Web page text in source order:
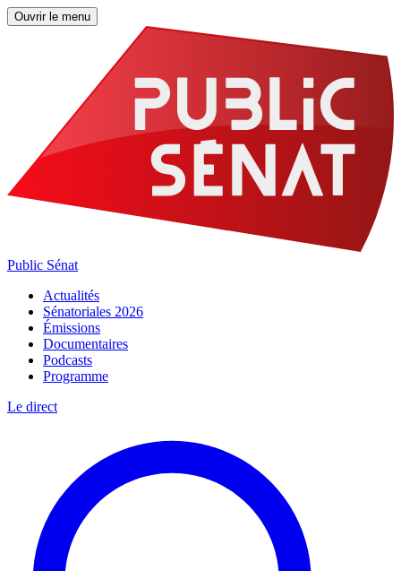
Ouvrir le menu
Public Sénat
Actualités
Sénatoriales 2026
Émissions
Documentaires
Podcasts
Programme
Le direct